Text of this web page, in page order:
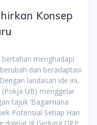
Konsep
menghadapi
dan beradaptasi
landasan ide ini,
UB) menggelar
tajuk ‘Bagaimana
Potensial Setiap Hari